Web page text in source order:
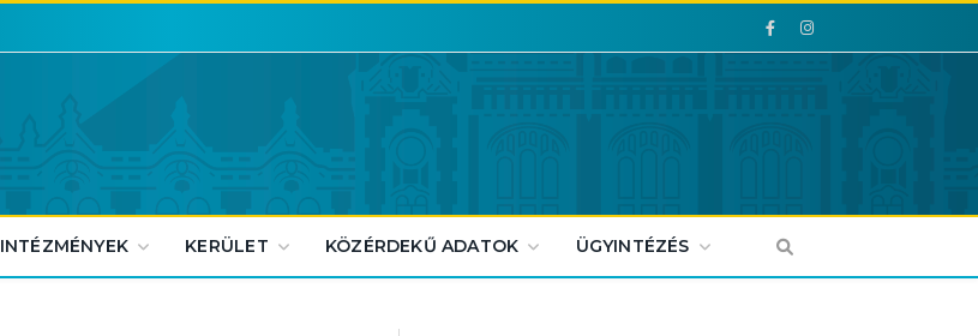
Facebook
Facebook
INTÉZMÉNYEK KERÜLET KÖZÉRDEKŰ ADATOK ÜGYINTÉZÉS